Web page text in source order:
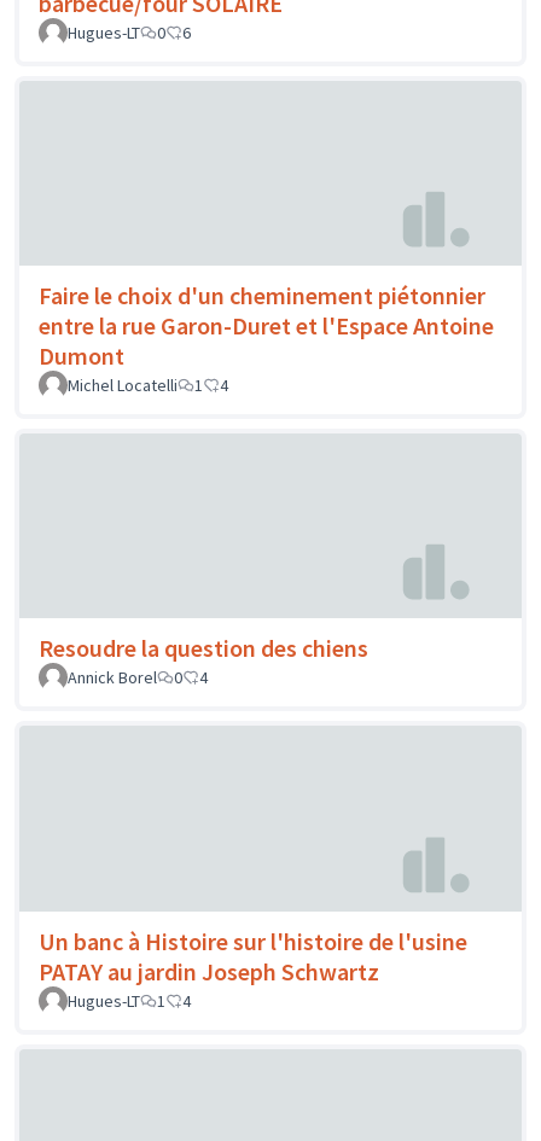
Hugues-LT 0 6
Faire le choix d'un cheminement piétonnier
entre la rue Garon-Duret et l'Espace Antoine
Dumont
Michel Locatelli 1 4
Resoudre la question des chiens
Annick Borel 0 4
Un banc à Histoire sur l'histoire de l'usine
PATAY au jardin Joseph Schwartz
Hugues-LT 1 4